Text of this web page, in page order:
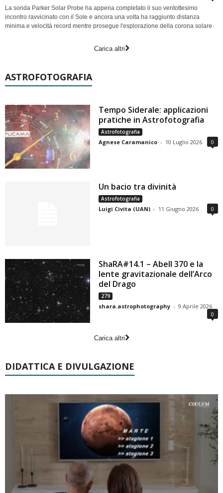
La sonda Parker Solar Probe ha appena completato il suo ventottesimo
incontro ravvicinato con il Sole e ancora una volta ha raggiunto distanza
minima e velocità record mentre prosegue l'esplorazione della corona solare
Carica altri
ASTROFOTOGRAFIA
Tempo Siderale: applicazioni
pratiche in Astrofotografia
Astrofotografia
Agnese Caramanico - 10 Luglio 2026 0
Un bacio tra divinità
Astrofotografia
Luigi Civita (UAN) - 11 Giugno 2026 0
ShaRA#14.1 – Abell 370 e la
lente gravitazionale dell’Arco
del Drago
279
shara.astrophotography - 9 Aprile 2026
0
Carica altri
DIDATTICA E DIVULGAZIONE